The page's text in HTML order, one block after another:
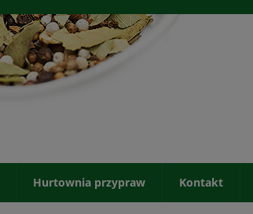
Hurtownia przypraw Kontakt